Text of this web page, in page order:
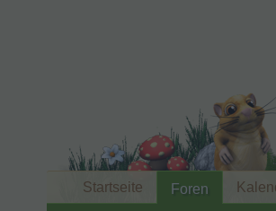
Startseite Foren